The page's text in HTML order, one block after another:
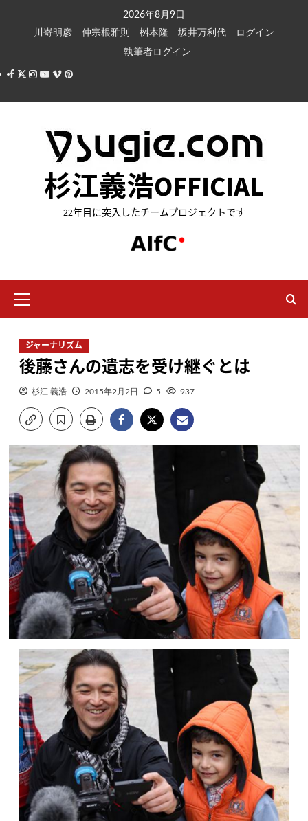
キ
2026年8月9日
川嵜明彦
仲宗根雅則 桝本隆 坂井万利代
ログイン
執筆者ログイン
Facebook
X Instagram
Youtube
VimeoPinterest
杉江義浩OFFICIAL
22年目に突入したチームプロジェクトです
イ
ン
ニ
ュ
ー
ジャーナリズム
後藤さんの遺志を受け継ぐとは
杉江 義浩 2015年2月2日 5 937